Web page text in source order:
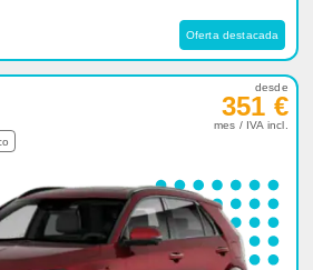
Oferta destacada
desde
351 €
mes / IVA incl.